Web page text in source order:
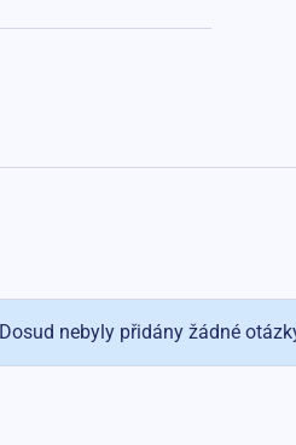
Dosud nebyly přidány žádné